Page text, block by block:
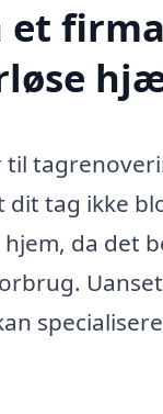
et
til
dit tag ikke
da det